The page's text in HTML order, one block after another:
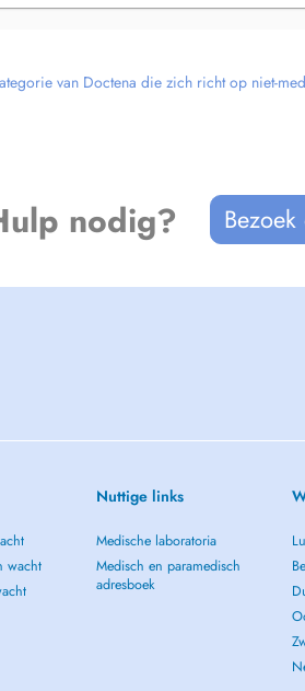
van Doctena die zich richt op niet-
nodig?
wacht
Nuttige links
Medische laboratoria
Medisch en paramedisch
adresboek